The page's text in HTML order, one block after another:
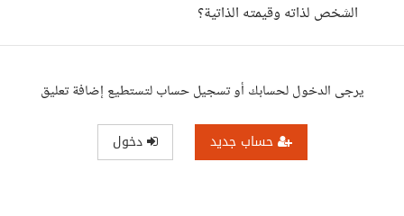
الشخص لذاته وقيمته الذاتية؟
يرجى الدخول لحسابك أو تسجيل حساب لتستطيع إضافة تعليق
حساب جديد دخول